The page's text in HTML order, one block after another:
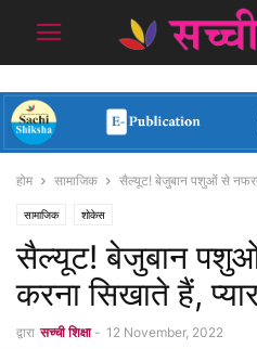
होम सामाजिक सैल्यूट! बेजुबान पशुओं से नफरत
सामाजिक शोकेस
सैल्यूट! बेजुबान
करना सिखाते हैं,
द्वारा सच्ची शिक्षा - 12 November, 2022